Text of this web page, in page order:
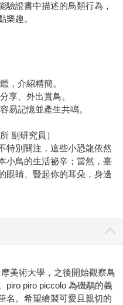
驗證書中描述的鳥類行為，
樂趣。
，介紹精簡。
享、外出賞鳥。
易記憶並產生共鳴。
副研究員）
特別關注，這些小恐龍依然
小鳥的生活祕辛；當然，臺
眼睛、豎起你的耳朵，身邊
美術大學，之後開始觀察鳥
piro piro piccolo 為磯鷸的義
名。希望繪製可愛且親切的